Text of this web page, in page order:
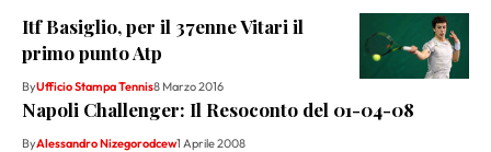
Itf Basiglio, per il 37enne Vitari il
primo punto Atp
ByUfficio Stampa Tennis8 Marzo 2016
Napoli Challenger: Il Resoconto del 01-04-08
ByAlessandro Nizegorodcew1 Aprile 2008